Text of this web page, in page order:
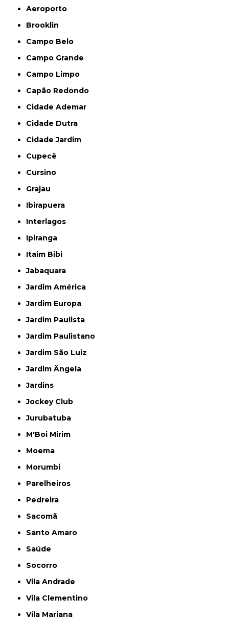
Aeroporto
Brooklin
Campo Belo
Campo Grande
Campo Limpo
Capão Redondo
Cidade Ademar
Cidade Dutra
Cidade Jardim
Cupecê
Cursino
Grajau
Ibirapuera
Interlagos
Ipiranga
Itaim Bibi
Jabaquara
Jardim América
Jardim Europa
Jardim Paulista
Jardim Paulistano
Jardim São Luiz
Jardim Ângela
Jardins
Jockey Club
Jurubatuba
M'Boi Mirim
Moema
Morumbi
Parelheiros
Pedreira
Sacomã
Santo Amaro
Saúde
Socorro
Vila Andrade
Vila Clementino
Vila Mariana